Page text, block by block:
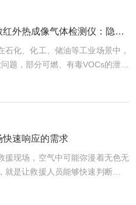
波长调制：从原理上杜
极管激光吸收光谱技术（TDLA
安全无小事！青岛明华高灵敏红外热成像气体检测仪：隐患 “无处遁形”
化、化工、储油等工业场景中，
题，部分可燃、有毒VOCs的泄漏
定位微小泄漏隐患，是企业环保管
、GB20952—2020
业需要定期开展泄漏排查与修复
员近距离逐点检测，不仅效率较
快速响应的需求
援现场，空气中可能弥漫着无色无
是让救援人员能够快速判断环境
，却能在关键时刻为生命争取时
。常见的传感器类型包括电化学